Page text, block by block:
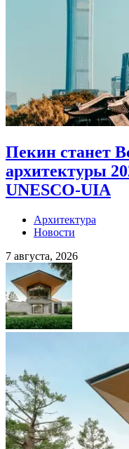
Пекин станет
архитектуры
UNESCO-UIA
Архитектура
Новости
7 августа, 2026